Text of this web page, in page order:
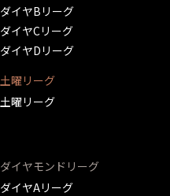
ダイヤBリーグ
ダイヤCリーグ
ダイヤDリーグ
土曜リーグ
土曜リーグ
ダイヤモンドリーグ
ダイヤAリーグ